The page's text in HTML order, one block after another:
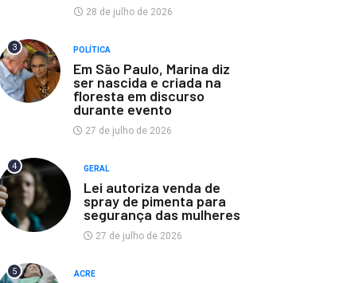
28 de julho de 2026
3 POLÍTICA
Em São Paulo, Marina diz
ser nascida e criada na
floresta em discurso
durante evento
27 de julho de 2026
4 GERAL
Lei autoriza venda de
spray de pimenta para
segurança das mulheres
27 de julho de 2026
5 ACRE